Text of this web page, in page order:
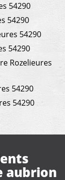
54290
54290
54290
54290
Rozelieures
54290
54290
toiture